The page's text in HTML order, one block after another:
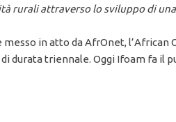
rurali attraverso lo sviluppo di
in atto da AfrOnet,
durata triennale. Oggi Ifoam fa il